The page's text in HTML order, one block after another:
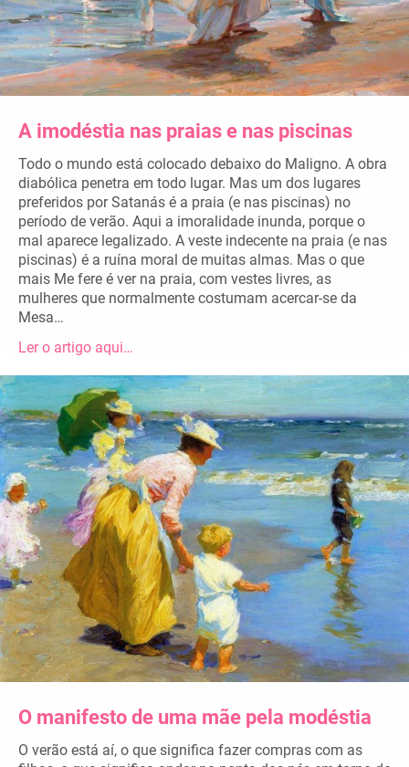
A imodéstia nas praias e nas piscinas
Todo o mundo está colocado debaixo do Maligno. A obra
diabólica penetra em todo lugar. Mas um dos lugares
preferidos por Satanás é a praia (e nas piscinas) no
período de verão. Aqui a imoralidade inunda, porque o
mal aparece legalizado. A veste indecente na praia (e nas
piscinas) é a ruína moral de muitas almas. Mas o que
mais Me fere é ver na praia, com vestes livres, as
mulheres que normalmente costumam acercar-se da
Mesa…
Ler o artigo aqui…
O manifesto de uma mãe pela modéstia
O verão está aí, o que significa fazer compras com as